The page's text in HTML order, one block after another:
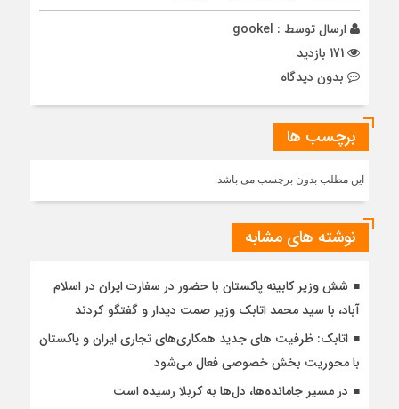
ارسال توسط : gookel
بدون دیدگاه
برچسب ها
این مطلب بدون برچسب می باشد.
نوشته های مشابه
شش وزیر کابینه پاکستان با حضور در سفارت ایران در اسلام
آباد، با سيد محمد اتابك وزير صمت ديدار و گفتگو كردند
اتابک: ظرفیت های جدید همکاری‌های تجاری ایران و پاکستان
با محوریت بخش خصوصی فعال می‌شود
در مسیر جا‌مانده‌ها، دل‌ها به کربلا رسیده است